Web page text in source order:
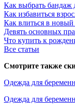
Как выбрать бандаж
Как избавиться
Как влиться в новый
Девять основных
Что купить к
Все статьи
Смотрите также
Одежда для
Одежда для